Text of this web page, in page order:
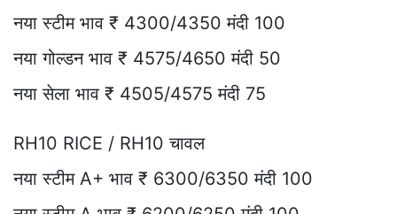
नया स्टीम भाव ₹ 4300/4350 मंदी 100
नया गोल्डन भाव ₹ 4575/4650 मंदी 50
नया सेला भाव ₹ 4505/4575 मंदी 75
RH10 RICE / RH10 चावल
नया स्टीम A+ भाव ₹ 6300/6350 मंदी 100